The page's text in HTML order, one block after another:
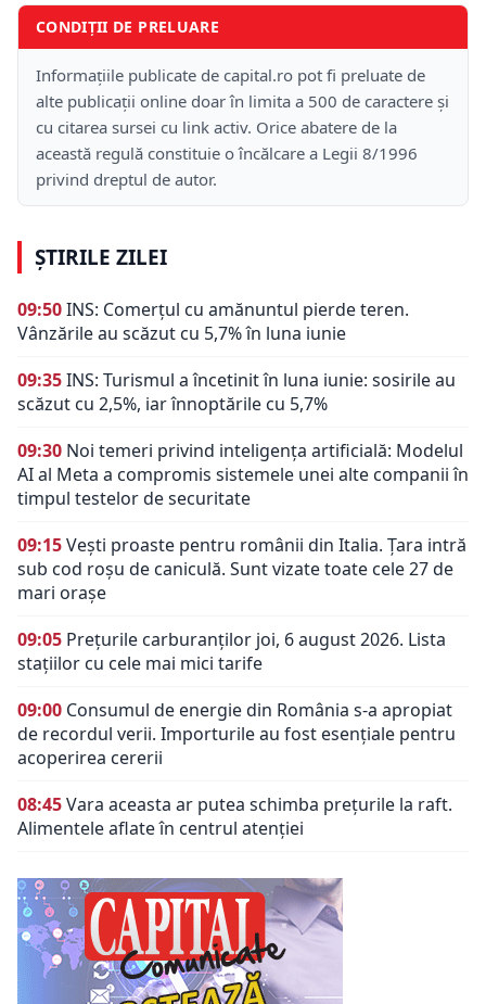
CONDIȚII DE PRELUARE
Informațiile publicate de capital.ro pot fi preluate de
alte publicații online doar în limita a 500 de caractere și
cu citarea sursei cu link activ. Orice abatere de la
această regulă constituie o încălcare a Legii 8/1996
privind dreptul de autor.
ȘTIRILE ZILEI
09:50INS: Comerțul cu amănuntul pierde teren.
Vânzările au scăzut cu 5,7% în luna iunie
09:35INS: Turismul a încetinit în luna iunie: sosirile au
scăzut cu 2,5%, iar înnoptările cu 5,7%
09:30 Noi temeri privind inteligența artificială: Modelul
AI al Meta a compromis sistemele unei alte companii în
timpul testelor de securitate
09:15Vești proaste pentru românii din Italia. Țara intră
sub cod roșu de caniculă. Sunt vizate toate cele 27 de
mari orașe
09:05 Prețurile carburanților joi, 6 august 2026. Lista
stațiilor cu cele mai mici tarife
09:00 Consumul de energie din România s-a apropiat
de recordul verii. Importurile au fost esențiale pentru
acoperirea cererii
08:45Vara aceasta ar putea schimba prețurile la raft.
Alimentele aflate în centrul atenției